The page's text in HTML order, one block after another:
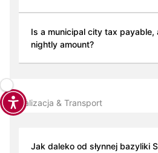
Is a municipal city tax payable,
nightly amount?
Lokalizacja & Transport
Jak daleko od słynnej bazyliki